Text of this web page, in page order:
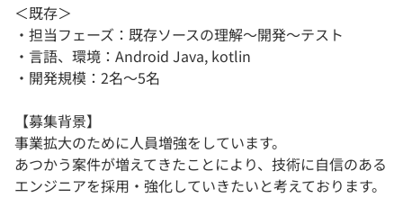
＜既存＞
・担当フェーズ：既存ソースの理解〜開発〜テスト
・言語、環境：Android Java, kotlin
・開発規模：2名〜5名
【募集背景】
事業拡大のために人員増強をしています。
あつかう案件が増えてきたことにより、技術に自信のある
エンジニアを採用・強化していきたいと考えております。